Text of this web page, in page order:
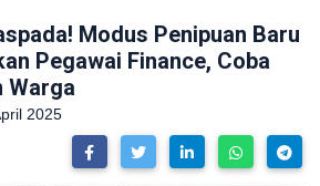
Modus Penipuan Baru
Pegawai Finance, Coba
Warga
2025